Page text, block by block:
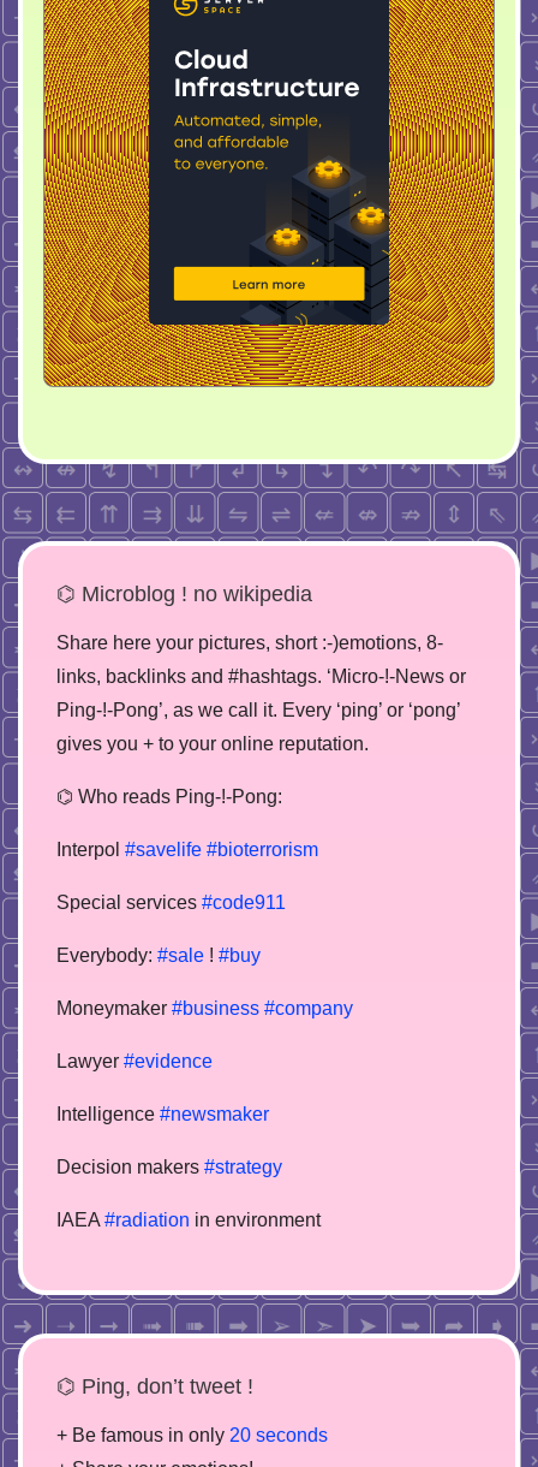
⌬ Microblog ! no wikipedia
Share here your pictures, short :-)emotions, 8-
links, backlinks and #hashtags. ‘Micro-!-News or
Ping-!-Pong’, as we call it. Every ‘ping’ or ‘pong’
gives you + to your online reputation.
⌬ Who reads Ping-!-Pong:
Interpol #savelife #bioterrorism
Special services #code911
Everybody: #sale ! #buy
Moneymaker #business #company
Lawyer #evidence
Intelligence #newsmaker
Decision makers #strategy
IAEA #radiation in environment
⌬ Ping, don’t tweet !
+ Be famous in only 20 seconds